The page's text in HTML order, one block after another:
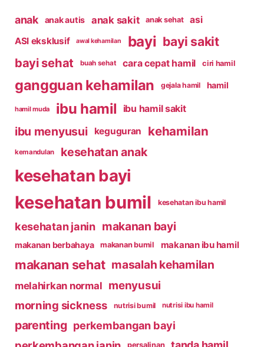
anak anak autis anak sakit anak sehat
asi
ASI eksklusif
awal kehamilan bayi bayi sakit
bayi sehat buah sehat cara cepat hamil ciri hamil
gangguan kehamilan gejala hamil hamil
hamil muda ibu hamil ibu hamil sakit
ibu menyusui keguguran kehamilan
kemandulan kesehatan anak
kesehatan bayi
kesehatan bumil kesehatan ibu hamil
kesehatan janin makanan bayi
makanan berbahaya makanan bumil makanan ibu hamil
makanan sehat masalah kehamilan
melahirkan normal menyusui
morning sickness nutrisi bumil nutrisi ibu hamil
parenting perkembangan bayi
persalinan